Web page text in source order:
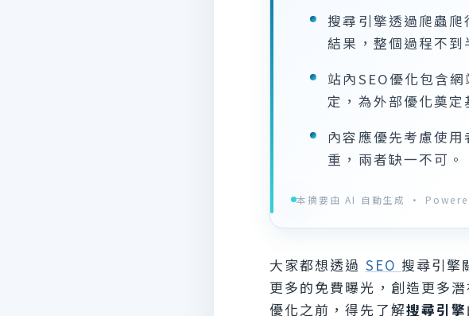
搜尋引擎透過爬蟲
結果，整個過程不到
站內SEO優化包含
定，為外部優化奠定
內容應優先考慮使
重，兩者缺一不可。
本摘要由 AI 自動生成 ·
大家都想透過 SEO 搜尋引擎
更多的免費曝光，創造更多
優化之前，得先了解搜尋引擎